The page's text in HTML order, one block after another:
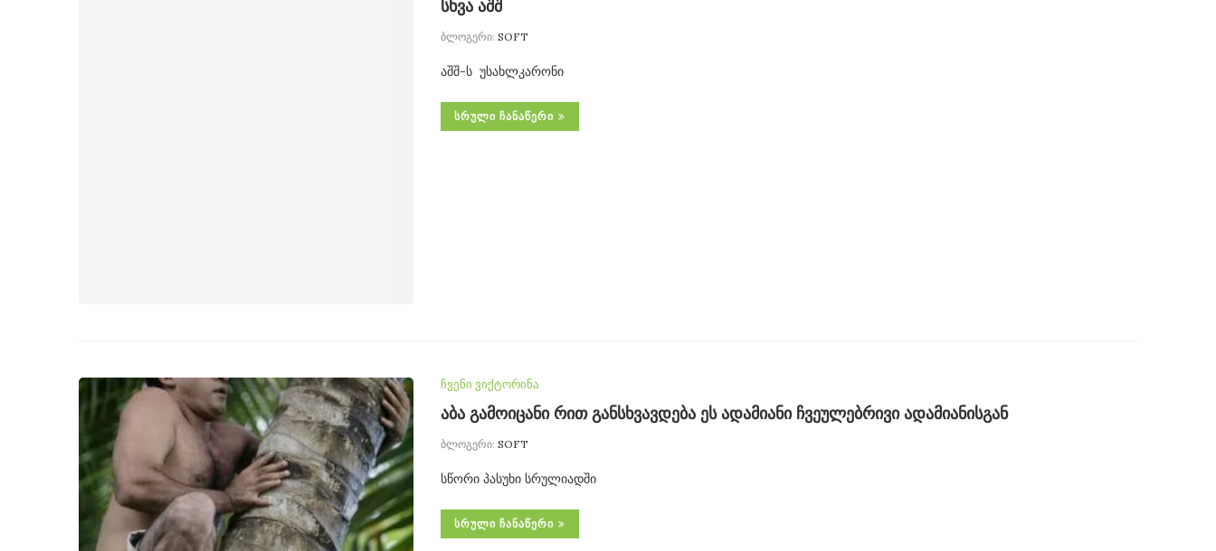
სხვა აშშ
ბლოგერი: SOFT
აშშ-ს უსახლკარონი
ᲡᲠᲣᲚᲘ ᲩᲐᲜᲐᲬᲔᲠᲘ
ჩვენი ვიქტორინა
აბა გამოიცანი რით განსხვავდება ეს ადამიანი ჩვეულებრივი ადამიანისგან
ბლოგერი: SOFT
სწორი პასუხი სრულიადში
ᲡᲠᲣᲚᲘ ᲩᲐᲜᲐᲬᲔᲠᲘ